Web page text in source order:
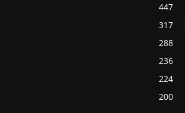
447
317
288
236
224
200